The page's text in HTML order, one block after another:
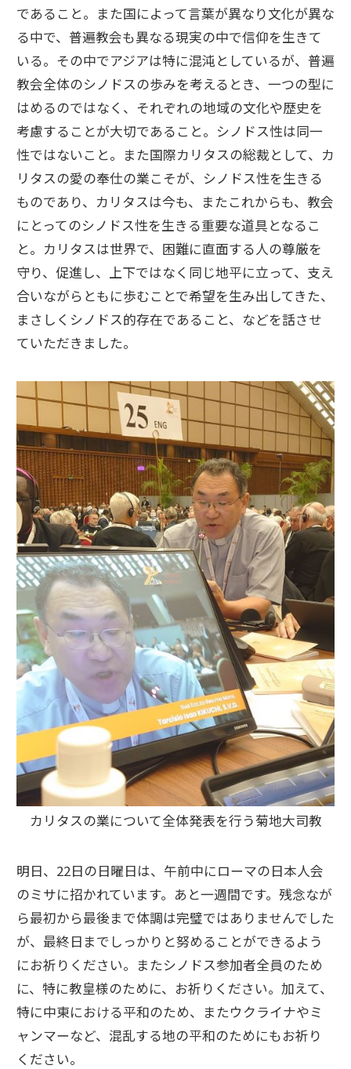
であること。また国によって言葉が異なり文化が異な
る中で、普遍教会も異なる現実の中で信仰を生きて
いる。その中でアジアは特に混沌としているが、普遍
教会全体のシノドスの歩みを考えるとき、一つの型に
はめるのではなく、それぞれの地域の文化や歴史を
考慮することが大切であること。シノドス性は同一
性ではないこと。また国際カリタスの総裁として、カ
リタスの愛の奉仕の業こそが、シノドス性を生きる
ものであり、カリタスは今も、またこれからも、教会
にとってのシノドス性を生きる重要な道具となるこ
と。カリタスは世界で、困難に直面する人の尊厳を
守り、促進し、上下ではなく同じ地平に立って、支え
合いながらともに歩むことで希望を生み出してきた、
まさしくシノドス的存在であること、などを話させ
ていただきました。
カリタスの業について全体発表を行う菊地大司教
明日、22日の日曜日は、午前中にローマの日本人会
のミサに招かれています。あと一週間です。残念なが
ら最初から最後まで体調は完璧ではありませんでした
が、最終日までしっかりと努めることができるよう
にお祈りください。またシノドス参加者全員のため
に、特に教皇様のために、お祈りください。加えて、
特に中東における平和のため、またウクライナやミ
ャンマーなど、混乱する地の平和のためにもお祈り
ください。